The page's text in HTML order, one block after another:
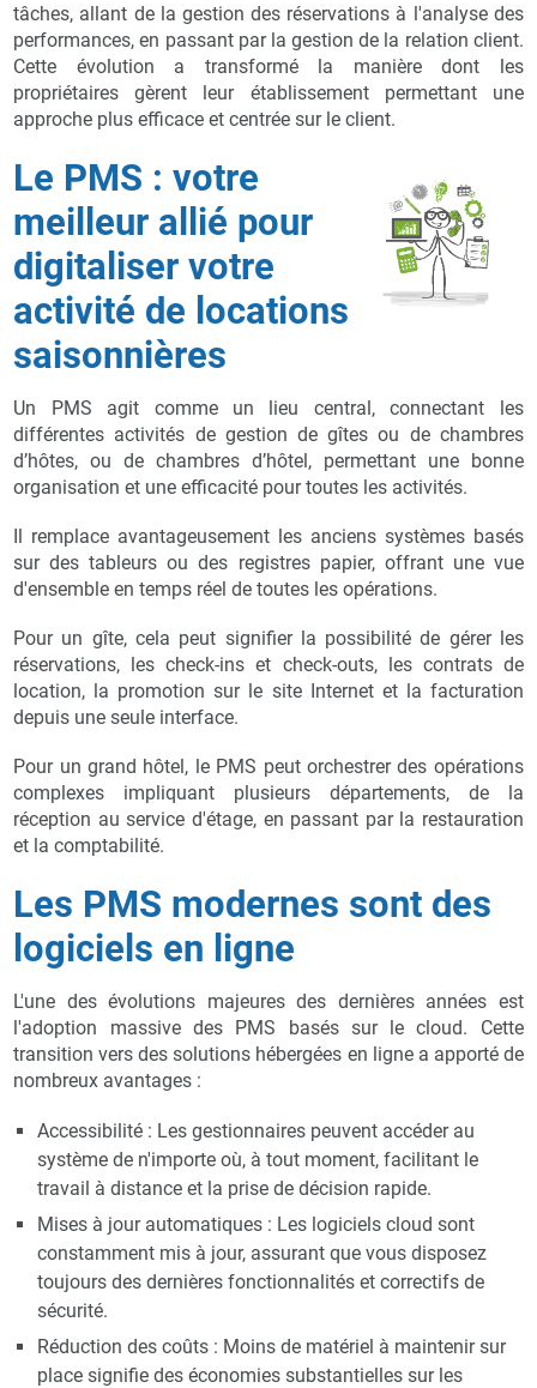
tâches, allant de la gestion des réservations à l'analyse des
performances, en passant par la gestion de la relation client.
Cette évolution a transformé la manière dont les
propriétaires gèrent leur établissement permettant une
approche plus efficace et centrée sur le client.
Le PMS : votre
meilleur allié pour
digitaliser votre
activité de locations
saisonnières
Un PMS agit comme un lieu central, connectant les
différentes activités de gestion de gîtes ou de chambres
d’hôtes, ou de chambres d’hôtel, permettant une bonne
organisation et une efficacité pour toutes les activités.
Il remplace avantageusement les anciens systèmes basés
sur des tableurs ou des registres papier, offrant une vue
d'ensemble en temps réel de toutes les opérations.
Pour un gîte, cela peut signifier la possibilité de gérer les
réservations, les check-ins et check-outs, les contrats de
location, la promotion sur le site Internet et la facturation
depuis une seule interface.
Pour un grand hôtel, le PMS peut orchestrer des opérations
complexes impliquant plusieurs départements, de la
réception au service d'étage, en passant par la restauration
et la comptabilité.
Les PMS modernes sont des
logiciels en ligne
L'une des évolutions majeures des dernières années est
l'adoption massive des PMS basés sur le cloud. Cette
transition vers des solutions hébergées en ligne a apporté de
nombreux avantages :
Accessibilité : Les gestionnaires peuvent accéder au
système de n'importe où, à tout moment, facilitant le
travail à distance et la prise de décision rapide.
Mises à jour automatiques : Les logiciels cloud sont
constamment mis à jour, assurant que vous disposez
toujours des dernières fonctionnalités et correctifs de
sécurité.
Réduction des coûts : Moins de matériel à maintenir sur
place signifie des économies substantielles sur les